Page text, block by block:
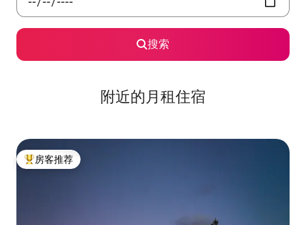
搜索
附近的月租住宿
热门「房客推荐」
房客推荐